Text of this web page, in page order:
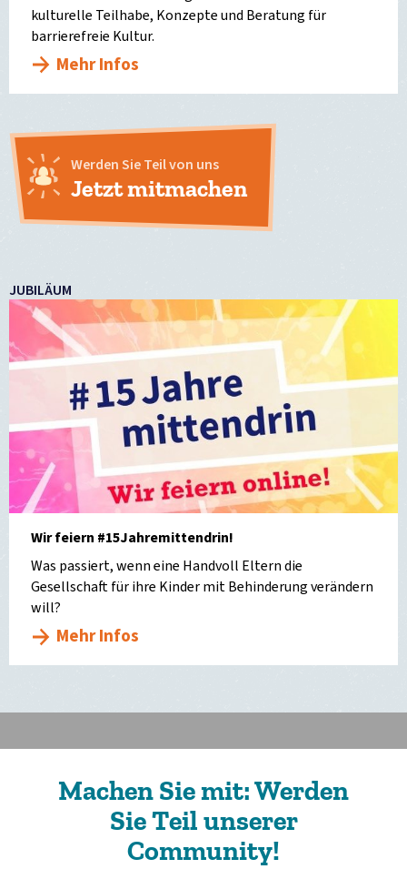
kulturelle Teilhabe, Konzepte und Beratung für
barrierefreie Kultur.
Mehr Infos
Werden Sie Teil von uns
Jetzt mitmachen
JUBILÄUM
Wir feiern #15Jahremittendrin!
Was passiert, wenn eine Handvoll Eltern die
Gesellschaft für ihre Kinder mit Behinderung verändern
will?
Mehr Infos
Machen Sie mit: Werden
Sie Teil unserer
Community!